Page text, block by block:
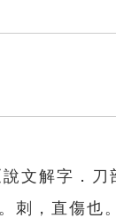
文解字．刀
刺，直傷也